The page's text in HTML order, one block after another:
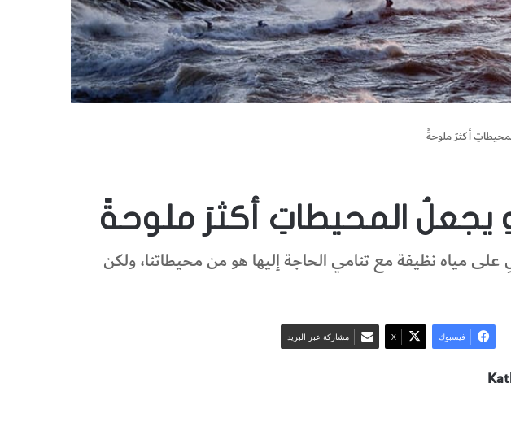
أكثرَ ملوحةً
يجعلُ المحيطاتِ أكثرَ ملوحةً
مياه نظيفة مع تنامي الحاجة إليها هو من محيطاتنا، ولكن
فيسبوك ‫X مشاركة عبر البريد